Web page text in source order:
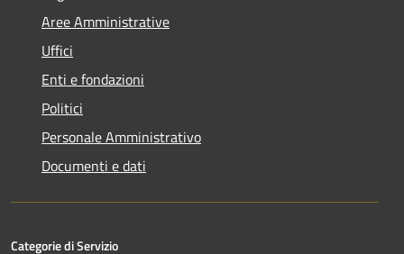
Aree Amministrative
Uffici
Enti e fondazioni
Politici
Personale Amministrativo
Documenti e dati
Categorie di Servizio